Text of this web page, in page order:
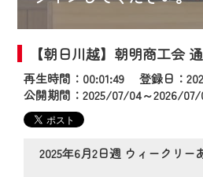
【朝日川越】朝明商工会
再生時間：00:01:49 登録日：
公開期間：2025/07/04～2026/07/
2025年6月2日週 ウィークリー
年9月24日からリニューア
【変更点】
◆デザイン変更により、
の動画コンテンツが一目瞭
◆当社アプリやＰＣブラ
でも・どこでも・外出先